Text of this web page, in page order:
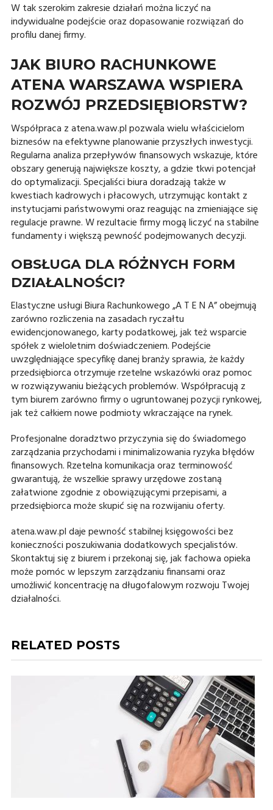
W tak szerokim zakresie działań można liczyć na
indywidualne podejście oraz dopasowanie rozwiązań do
profilu danej firmy.
JAK BIURO RACHUNKOWE
ATENA WARSZAWA WSPIERA
ROZWÓJ PRZEDSIĘBIORSTW?
Współpraca z atena.waw.pl pozwala wielu właścicielom
biznesów na efektywne planowanie przyszłych inwestycji.
Regularna analiza przepływów finansowych wskazuje, które
obszary generują największe koszty, a gdzie tkwi potencjał
do optymalizacji. Specjaliści biura doradzają także w
kwestiach kadrowych i płacowych, utrzymując kontakt z
instytucjami państwowymi oraz reagując na zmieniające się
regulacje prawne. W rezultacie firmy mogą liczyć na stabilne
fundamenty i większą pewność podejmowanych decyzji.
OBSŁUGA DLA RÓŻNYCH FORM
DZIAŁALNOŚCI?
Elastyczne usługi Biura Rachunkowego „A T E N A” obejmują
zarówno rozliczenia na zasadach ryczałtu
ewidencjonowanego, karty podatkowej, jak też wsparcie
spółek z wieloletnim doświadczeniem. Podejście
uwzględniające specyfikę danej branży sprawia, że każdy
przedsiębiorca otrzymuje rzetelne wskazówki oraz pomoc
w rozwiązywaniu bieżących problemów. Współpracują z
tym biurem zarówno firmy o ugruntowanej pozycji rynkowej,
jak też całkiem nowe podmioty wkraczające na rynek.
Profesjonalne doradztwo przyczynia się do świadomego
zarządzania przychodami i minimalizowania ryzyka błędów
finansowych. Rzetelna komunikacja oraz terminowość
gwarantują, że wszelkie sprawy urzędowe zostaną
załatwione zgodnie z obowiązującymi przepisami, a
przedsiębiorca może skupić się na rozwijaniu oferty.
atena.waw.pl daje pewność stabilnej księgowości bez
konieczności poszukiwania dodatkowych specjalistów.
Skontaktuj się z biurem i przekonaj się, jak fachowa opieka
może pomóc w lepszym zarządzaniu finansami oraz
umożliwić koncentrację na długofalowym rozwoju Twojej
działalności.
RELATED POSTS